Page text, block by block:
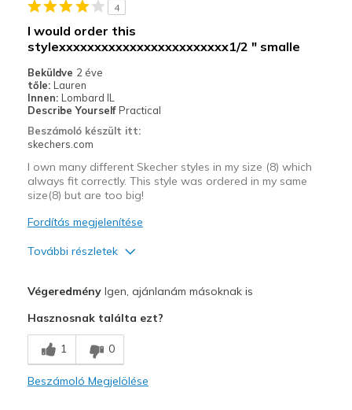
Casual Wear
Work
Width
Sizing
4
I would order this
stylexxxxxxxxxxxxxxxxxxxxxxxx1/2 " smalle
Beküldve 2 éve
tőle: Lauren
Innen: Lombard IL
Describe Yourself Practical
Beszámoló készült itt:
skechers.com
I own many different Skecher styles in my size (8) which
always fit correctly. This style was ordered in my same
size(8) but are too big!
Fordítás megjelenítése
További részletek
Breathe Well
Comfortable
VégeredményIgen, ajánlanám másoknak is
Hasznosnak találta ezt?
1 0
Beszámoló Megjelölése